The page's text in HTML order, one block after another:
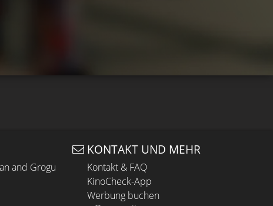
and Grogu
KONTAKT UND MEHR
Kontakt & FAQ
KinoCheck-App
Werbung buchen